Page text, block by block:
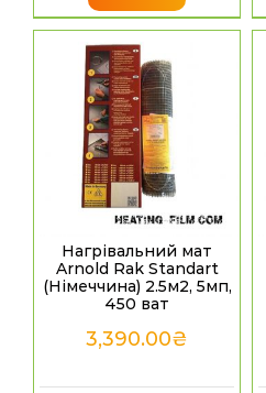
Нагрівальний мат
Arnold Rak Standart
(Німеччина) 2.5м2, 5мп,
450 ват
3,390.00₴